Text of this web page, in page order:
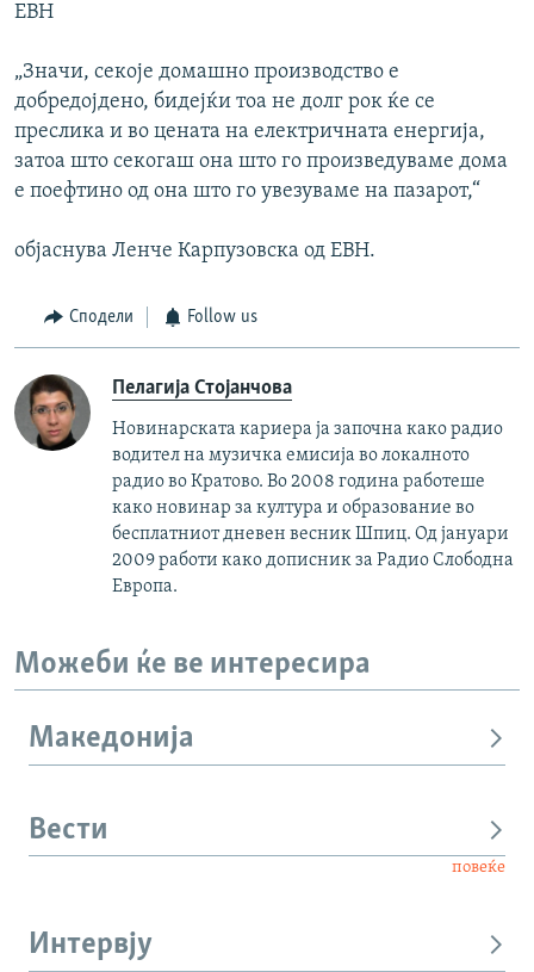
ЕВН
„Значи, секоје домашно производство е
добредојдено, бидејќи тоа не долг рок ќе се
преслика и во цената на електричната енергија,
затоа што секогаш она што го произведуваме дома
е поефтино од она што го увезуваме на пазарот,“
објаснува Ленче Карпузовска од ЕВН.
Сподели Follow us
Пелагија Стојанчова
Новинарската кариера ја започна како радио
водител на музичка емисија во локалното
радио во Кратово. Во 2008 година работеше
како новинар за култура и образование во
бесплатниот дневен весник Шпиц. Од јануари
2009 работи како дописник за Радио Слободна
Европа.
Можеби ќе ве интересира
Македонија
Вести
повеќе
Интервју